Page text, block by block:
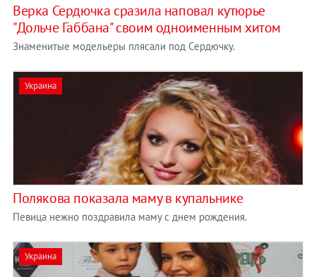
Верка Сердючка сразила наповал кутюрье
"Дольче Габбана" своим одноименным хитом
Знаменитые модельеры плясали под Сердючку.
Украина
Полякова показала маму в купальнике
Певица нежно поздравила маму с днем рождения.
Украина